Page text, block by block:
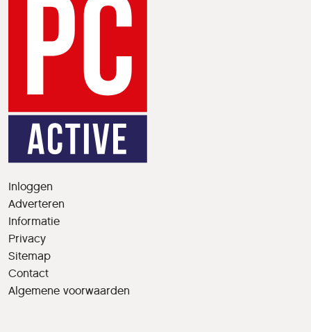
Inloggen
Adverteren
Informatie
Privacy
Sitemap
Contact
Algemene voorwaarden